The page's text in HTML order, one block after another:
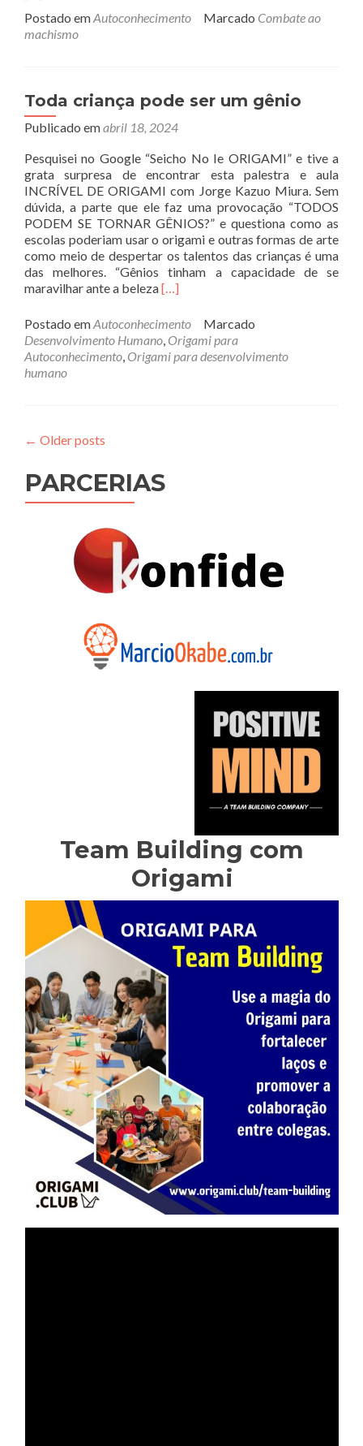
Postado emAutoconhecimento Marcado Combate ao
machismo
Toda criança pode ser um gênio
Publicado emabril 18, 2024
Pesquisei no Google “Seicho No Ie ORIGAMI” e tive a
grata surpresa de encontrar esta palestra e aula
INCRÍVEL DE ORIGAMI com Jorge Kazuo Miura. Sem
dúvida, a parte que ele faz uma provocação “TODOS
PODEM SE TORNAR GÊNIOS?” e questiona como as
escolas poderiam usar o origami e outras formas de arte
como meio de despertar os talentos das crianças é uma
das melhores. “Gênios tinham a capacidade de se
maravilhar ante a belezaRead
about
Toda
criança
pode
[…]
Postado emAutoconhecimento
Marcado
Desenvolvimento Humano, Origami para
Autoconhecimento, Origami para desenvolvimento
humano
← Older posts
PARCERIAS
Team Building com
Origami